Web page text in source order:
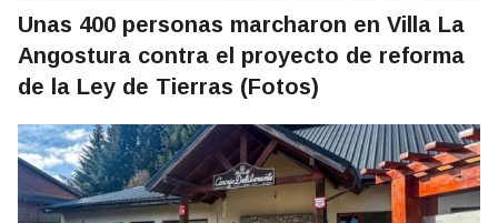
Unas 400 personas marcharon en Villa La
Angostura contra el proyecto de reforma
de la Ley de Tierras (Fotos)